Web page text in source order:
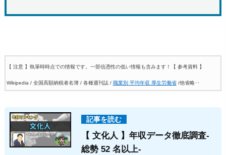
【 注意 】執筆時時点での情報です。一部信憑性の低い情報も含みます！ 【 参考資料 】
Wikipedia / 全国高額納税者名簿 / 各種週刊誌 / 職業別 平均年収 厚生労働省/他省略‥
【 文化人 】年収データ徹底調査-
総勢 52 名以上-